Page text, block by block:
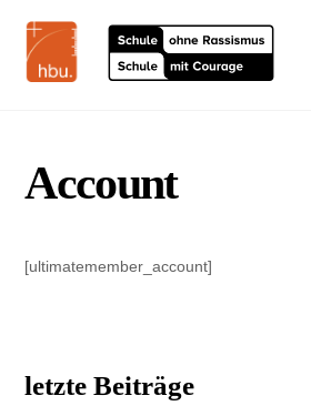
content
Account
[ultimatemember_account]
letzte Beiträge